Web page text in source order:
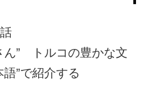
ん” トルコの豊かな文
”で紹介する